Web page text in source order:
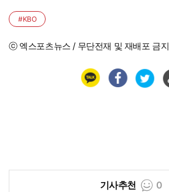
'반전'
#KBO
ⓒ 엑스포츠뉴스 / 무단전재 및 재배포 금지
기사추천 0